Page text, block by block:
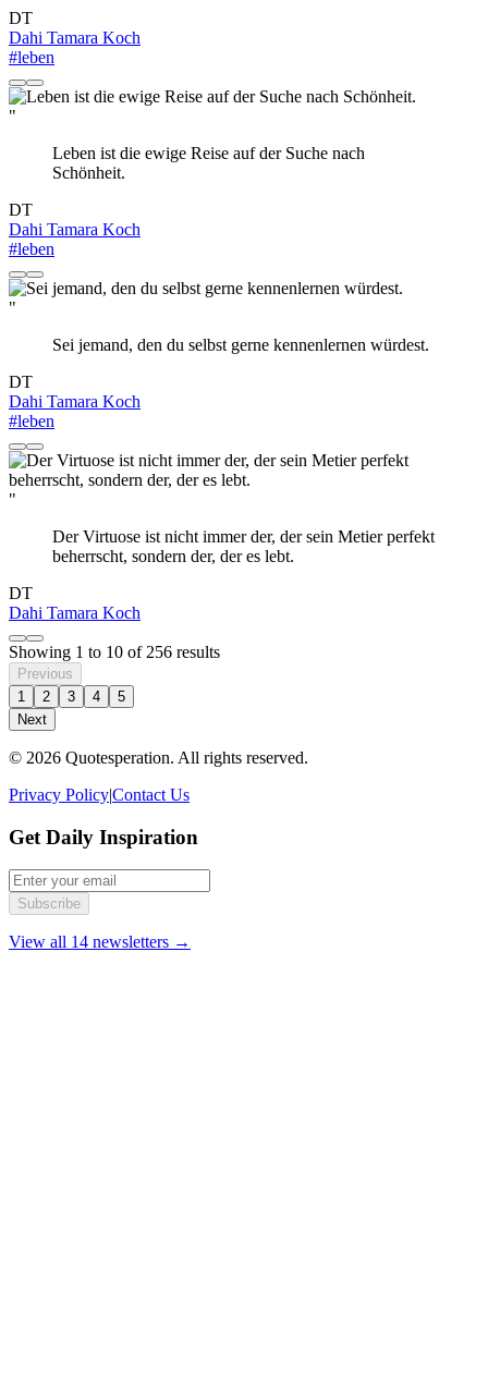
DT
Dahi Tamara Koch
#leben
"
Leben ist die ewige Reise auf der Suche nach
Schönheit.
DT
Dahi Tamara Koch
#leben
"
Sei jemand, den du selbst gerne kennenlernen würdest.
DT
Dahi Tamara Koch
#leben
"
Der Virtuose ist nicht immer der, der sein Metier perfekt
beherrscht, sondern der, der es lebt.
DT
Dahi Tamara Koch
Showing 1 to 10 of 256 results
Previous
1
2 3 4
5
Next
© 2026 Quotesperation. All rights reserved.
Privacy Policy|Contact Us
Get Daily Inspiration
Subscribe
View all 14 newsletters →